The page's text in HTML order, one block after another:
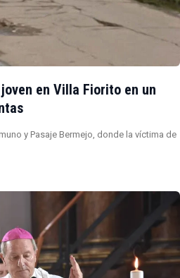
en Villa Fiorito en un
y Pasaje Bermejo, donde la víctima de